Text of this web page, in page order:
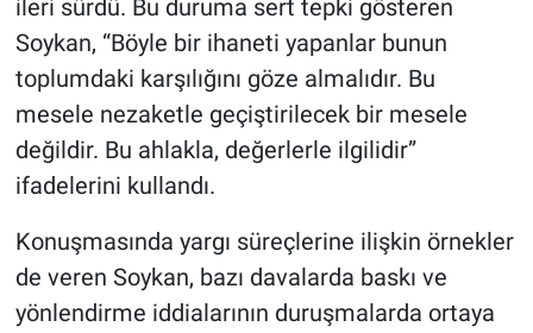
ileri sürdü. Bu duruma sert tepki gösteren
Soykan, “Böyle bir ihaneti yapanlar bunun
toplumdaki karşılığını göze almalıdır. Bu
mesele nezaketle geçiştirilecek bir mesele
değildir. Bu ahlakla, değerlerle ilgilidir”
ifadelerini kullandı.
Konuşmasında yargı süreçlerine ilişkin örnekler
de veren Soykan, bazı davalarda baskı ve
yönlendirme iddialarının duruşmalarda ortaya